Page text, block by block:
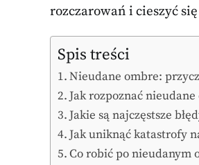
rozczarowań i cieszyć
Spis treści
Nieudane ombre:
Jak rozpoznać nieudane
Jakie są najczęstsze
Jak uniknąć katastrofy
Co robić po nieudanym